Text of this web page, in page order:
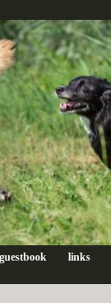
guestbook links